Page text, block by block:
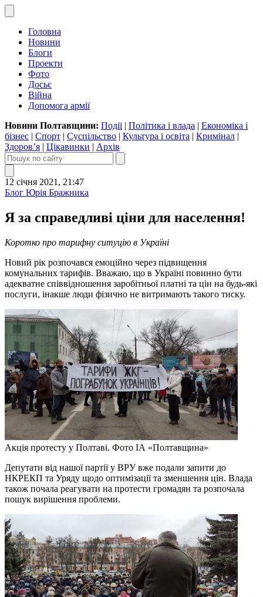
Головна
Новини
Блоги
Проекти
Фото
Досьє
Війна
Допомога армії
Новини Полтавщини: Події| Політика і влада | Економіка і
бізнес | Спорт | Суспільство | Культура і освіта | Кримінал |
Здоров’я | Цікавинки | Архів
12 січня 2021, 21:47
Блог Юрія Бражника
Я за справедливі ціни для населення!
Коротко про тарифну ситуцію в Україні
Новий рік розпочався емоційно через підвищення
комунальних тарифів. Вважаю, що в Україні повинно бути
адекватне співвідношення заробітньої платні та цін на будь-які
послуги, інакше люди фізично не витримають такого тиску.
Акція протесту у Полтаві. Фото ІА «Полтавщина»
Депутати від нашої партії у ВРУ вже подали запити до
НКРЕКП та Уряду щодо оптимізації та зменшення цін. Влада
також почала реагувати на протести громадян та розпочала
пошук вирішення проблеми.